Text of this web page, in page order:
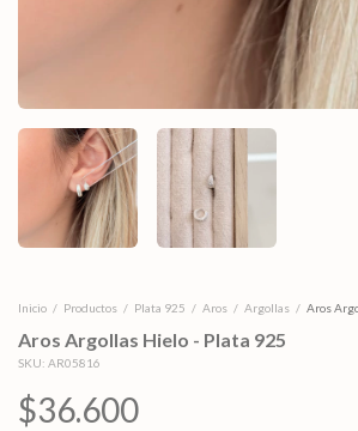
Inicio / Productos / Plata 925 / Aros / Argollas / Aros
Aros Argollas Hielo - Plata 925
SKU: AR05816
$36.600